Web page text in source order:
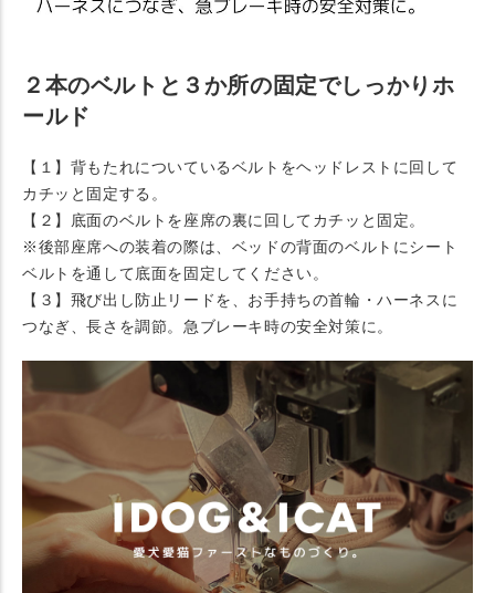
２本のベルトと３か所の固定でしっかりホ
ールド
【１】背もたれについているベルトをヘッドレストに回して
カチッと固定する。
【２】底面のベルトを座席の裏に回してカチッと固定。
※後部座席への装着の際は、ベッドの背面のベルトにシート
ベルトを通して底面を固定してください。
【３】飛び出し防止リードを、お手持ちの首輪・ハーネスに
つなぎ、長さを調節。急ブレーキ時の安全対策に。